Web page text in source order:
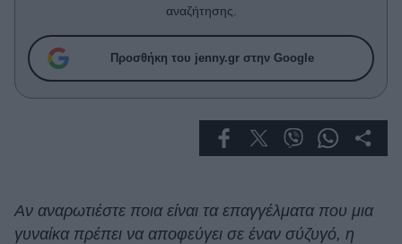
Ask the Guru
Success Stories
Deco
αναζήτησης.
Προσθήκη του jenny.gr στην Google
Αν αναρωτιέστε ποια είναι τα επαγγέλματα που μια
γυναίκα πρέπει να αποφεύγει σε έναν σύζυγό, η